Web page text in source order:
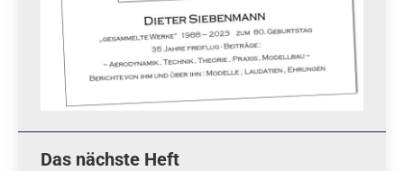
Das nächste Heft